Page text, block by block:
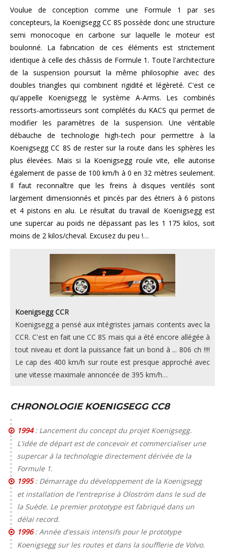
Voulue de conception comme une Formule 1 par ses
concepteurs, la Koenigsegg CC 8S possède donc une structure
semi monocoque en carbone sur laquelle le moteur est
boulonné. La fabrication de ces éléments est strictement
identique à celle des châssis de Formule 1. Toute l'architecture
de la suspension poursuit la même philosophie avec des
doubles triangles qui combinent rigidité et légèreté. C'est ce
qu'appelle Koenigsegg le système A-Arms. Les combinés
ressorts-amortisseurs sont complétés du KACS qui permet de
modifier les paramètres de la suspension. Une véritable
débauche de technologie high-tech pour permettre à la
Koenigsegg CC 8S de rester sur la route dans les sphères les
plus élevées. Mais si la Koenigsegg roule vite, elle autorise
également de passe de 100 km/h à 0 en 32 mètres seulement.
Il faut reconnaître que les freins à disques ventilés sont
largement dimensionnés et pincés par des étriers à 6 pistons
et 4 pistons en alu. Le résultat du travail de Koenigsegg est
une supercar au poids ne dépassant pas les 1 175 kilos, soit
moins de 2 kilos/cheval. Excusez du peu !…
Koenigsegg CCR
Koenigsegg a pensé aux intégristes jamais contents avec la
CCR. C'est en fait une CC 8S mais qui a été encore allégée à
tout niveau et dont la puissance fait un bond à ... 806 ch !!!!
Le cap des 400 km/h sur route est presque approché avec
une vitesse maximale annoncée de 395 km/h…
CHRONOLOGIE KOENIGSEGG CC8
1994: Lancement du concept du projet Koenigsegg.
L'idée de départ est de concevoir et commercialiser une
supercar à la technologie directement dérivée de la
Formule 1.
1995: Démarrage du développement de la Koenigsegg
et installation de l'entreprise à Oloström dans le sud de
la Suède. Le premier prototype est fabriqué dans un
délai record.
1996: Année d'essais intensifs pour le prototype
Koenigsegg sur les routes et dans la soufflerie de Volvo.